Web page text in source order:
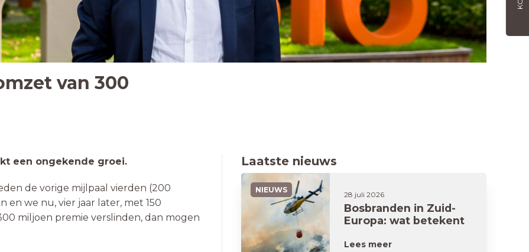
van 300
een ongekende groei.
de vorige mijlpaal vierden (200
en we nu, vier jaar later, met 150
miljoen premie verslinden, dan mogen
Laatste nieuws
NIEUWS
28 juli 2026
Bosbranden in Zuid-
Europa: wat betekent
vakantie?
Lees meer